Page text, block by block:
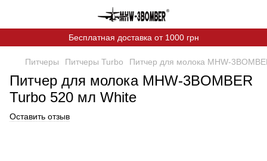
Бесплатная доставка от 1000 грн
Питчеры Питчеры Turbo Питчер для молока MHW-
Питчер для молока MHW-3BOMBER
Turbo 520 мл White
Оставить отзыв